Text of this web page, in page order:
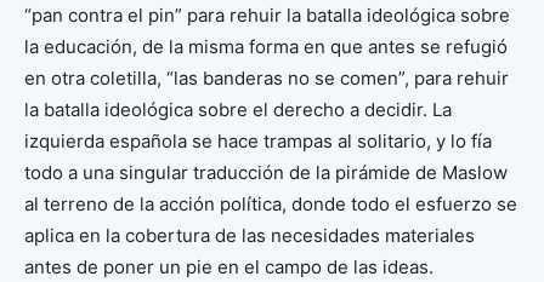
“pan contra el pin” para rehuir la batalla ideológica sobre
la educación, de la misma forma en que antes se refugió
en otra coletilla, “las banderas no se comen”, para rehuir
la batalla ideológica sobre el derecho a decidir. La
izquierda española se hace trampas al solitario, y lo fía
todo a una singular traducción de la pirámide de Maslow
al terreno de la acción política, donde todo el esfuerzo se
aplica en la cobertura de las necesidades materiales
antes de poner un pie en el campo de las ideas.